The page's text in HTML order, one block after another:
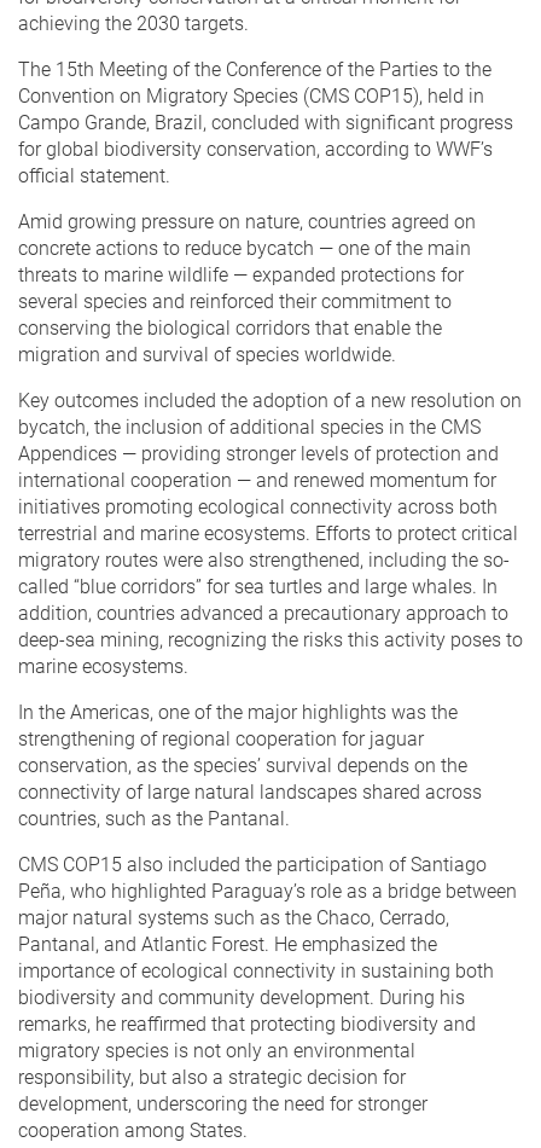
achieving the 2030 targets.
The 15th Meeting of the Conference of the Parties to the
Convention on Migratory Species (CMS COP15), held in
Campo Grande, Brazil, concluded with significant progress
for global biodiversity conservation, according to WWF’s
official statement.
Amid growing pressure on nature, countries agreed on
concrete actions to reduce bycatch — one of the main
threats to marine wildlife — expanded protections for
several species and reinforced their commitment to
conserving the biological corridors that enable the
migration and survival of species worldwide.
Key outcomes included the adoption of a new resolution on
bycatch, the inclusion of additional species in the CMS
Appendices — providing stronger levels of protection and
international cooperation — and renewed momentum for
initiatives promoting ecological connectivity across both
terrestrial and marine ecosystems. Efforts to protect critical
migratory routes were also strengthened, including the so-
called “blue corridors” for sea turtles and large whales. In
addition, countries advanced a precautionary approach to
deep-sea mining, recognizing the risks this activity poses to
marine ecosystems.
In the Americas, one of the major highlights was the
strengthening of regional cooperation for jaguar
conservation, as the species’ survival depends on the
connectivity of large natural landscapes shared across
countries, such as the Pantanal.
CMS COP15 also included the participation of Santiago
Peña, who highlighted Paraguay’s role as a bridge between
major natural systems such as the Chaco, Cerrado,
Pantanal, and Atlantic Forest. He emphasized the
importance of ecological connectivity in sustaining both
biodiversity and community development. During his
remarks, he reaffirmed that protecting biodiversity and
migratory species is not only an environmental
responsibility, but also a strategic decision for
development, underscoring the need for stronger
cooperation among States.